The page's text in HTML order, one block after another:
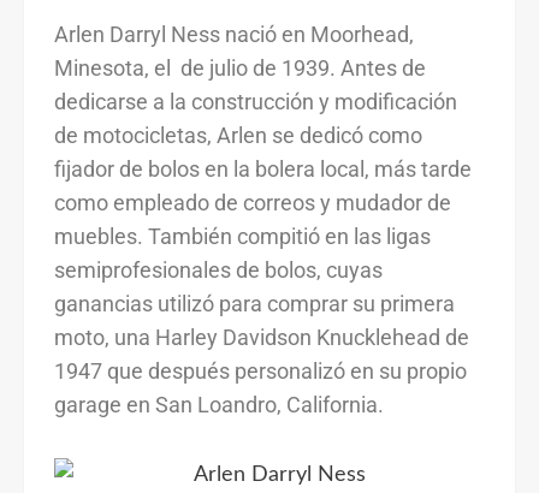
Arlen Darryl Ness nació en Moorhead,
Minesota, el de julio de 1939. Antes de
dedicarse a la construcción y modificación
de motocicletas, Arlen se dedicó como
fijador de bolos en la bolera local, más tarde
como empleado de correos y mudador de
muebles. También compitió en las ligas
semiprofesionales de bolos, cuyas
ganancias utilizó para comprar su primera
moto, una Harley Davidson Knucklehead de
1947 que después personalizó en su propio
garage en San Loandro, California.